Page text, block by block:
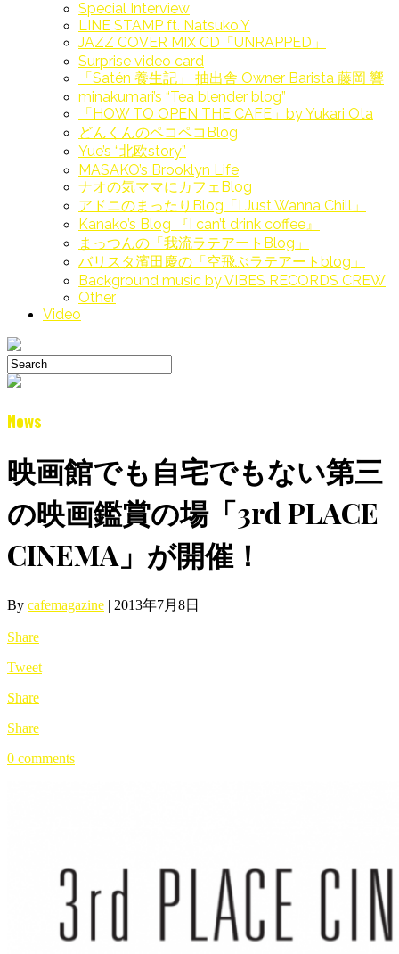
Special Interview
LINE STAMP ft. Natsuko.Y
JAZZ COVER MIX CD「UNRAPPED」
Surprise video card
「Satén 養生記」 抽出舎 Owner Barista 藤岡 響
minakumari’s “Tea blender blog”
「HOW TO OPEN THE CAFE」by Yukari Ota
どんくんのペコペコBlog
Yue’s “北欧story”
MASAKO’s Brooklyn Life
ナオの気ママにカフェBlog
アドニのまったりBlog「I Just Wanna Chill」
Kanako’s Blog 『I can’t drink coffee』
まっつんの「我流ラテアートBlog」
バリスタ濱田慶の「空飛ぶラテアートblog」
Background music by VIBES RECORDS CREW
Other
Video
News
映画館でも自宅でもない第三
の映画鑑賞の場「3rd PLACE
CINEMA」が開催！
By cafemagazine | 2013年7月8日
Share
Tweet
Share
Share
0 comments